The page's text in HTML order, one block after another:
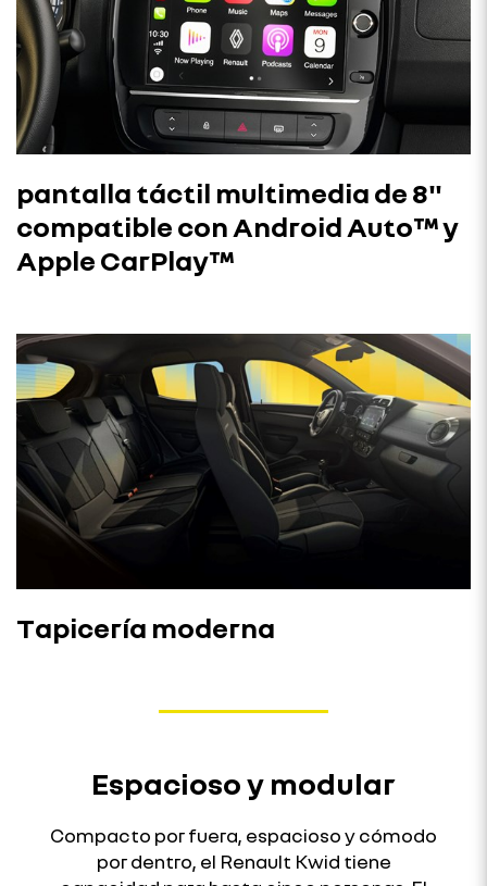
pantalla táctil multimedia de 8"
compatible con Android Auto™ y
Apple CarPlay™
Tapicería moderna
Espacioso y modular
Compacto por fuera, espacioso y cómodo
por dentro, el Renault Kwid tiene